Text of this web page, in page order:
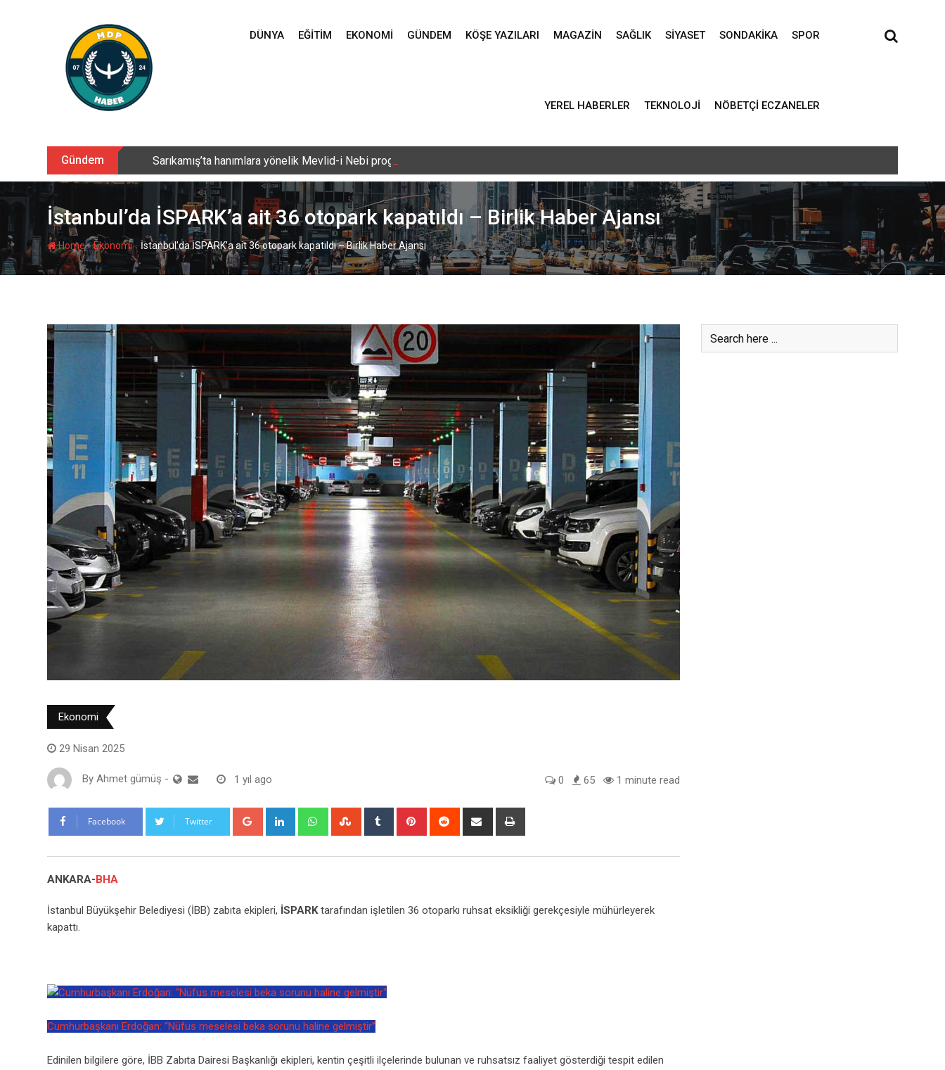
DÜNYA EĞITIM EKONOMI GÜNDEM KÖŞE YAZILARI MAGAZIN SAĞLIK SIYASET SONDAKIKA SPOR
YEREL HABERLER TEKNOLOJI NÖBETÇI ECZANELER
Gündem Sarıkamış’ta hanımlara yönelik Mevlid-i Nebi programı düzenlendi – Birlik Haber Ajansı
İstanbul’da İSPARK’a ait 36 otopark kapatıldı – Birlik Haber Ajansı
Home-Ekonomi- İstanbul’da İSPARK’a ait 36 otopark kapatıldı – Birlik Haber Ajansı
Ekonomi
29 Nisan 2025
By Ahmet gümüş - 1 yıl ago 0 65 1 minute read
Facebook Twitter Google+ LinkedIn WhatsappStumbleUpon
Tumblr Pinterest Reddit
Share
ANKARA-BHA
İstanbul Büyükşehir Belediyesi (İBB) zabıta ekipleri, İSPARKtarafından işletilen 36 otoparkı ruhsat eksikliği gerekçesiyle mühürleyerek
kapattı.
Cumhurbaşkanı Erdoğan: “Nüfus meselesi beka sorunu haline gelmiştir”
Edinilen bilgilere göre, İBB Zabıta Dairesi Başkanlığı ekipleri, kentin çeşitli ilçelerinde bulunan ve ruhsatsız faaliyet gösterdiği tespit edilen